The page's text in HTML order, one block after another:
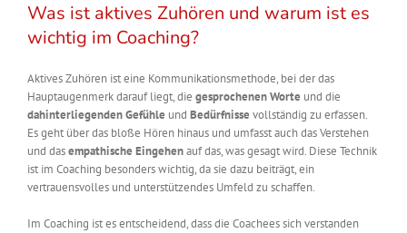
Was ist aktives Zuhören und warum ist es
wichtig im Coaching?
Aktives Zuhören ist eine Kommunikationsmethode, bei der das
Hauptaugenmerk darauf liegt, die gesprochenen Worte und die
dahinterliegenden Gefühle und Bedürfnisse vollständig zu erfassen.
Es geht über das bloße Hören hinaus und umfasst auch das Verstehen
und dasempathische Eingehenauf das, was gesagt wird. Diese Technik
ist im Coaching besonders wichtig, da sie dazu beiträgt, ein
vertrauensvolles und unterstützendes Umfeld zu schaffen.
Im Coaching ist es entscheidend, dass die Coachees sich verstanden